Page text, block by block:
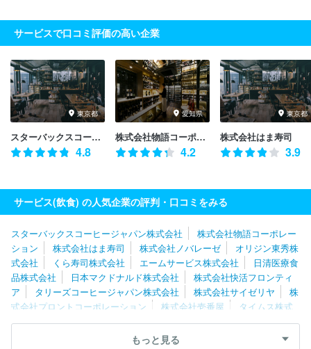
サービスで口コミ評価の高い企業
東京都
スターバックスコーヒージャパン株式会社
4.8
愛知県
株式会社物語コーポレーション
4.2
東京都
株式会社はま寿司
3.9
サービス(飲食) の人気企業の評判・口コミをみる
スターバックスコーヒージャパン株式会社
株式会社物語コーポレー
ション
株式会社はま寿司 株式会社ノバレーゼ
オリジン東秀株
式会社
くら寿司株式会社 エームサービス株式会社
日清医療食
品株式会社
日本マクドナルド株式会社
株式会社快活フロンティ
ア
タリーズコーヒージャパン株式会社 株式会社サイゼリヤ
株
式会社プロントコーポレーション
株式会社壱番屋
タイムス株式
会社
スガキコシステムズ株式会社 株式会社木曽路
株式会社な
株式会社ブロンコビリー 株式会社王将フードサービス
もっと見る